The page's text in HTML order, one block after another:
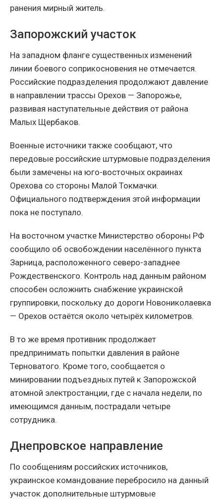
ранения мирный житель.
Запорожский участок
На западном фланге существенных изменений
линии боевого соприкосновения не отмечается.
Российские подразделения продолжают давление
в направлении трассы Орехов — Запорожье,
развивая наступательные действия от района
Малых Щербаков.
Военные источники также сообщают, что
передовые российские штурмовые подразделения
были замечены на юго-восточных окраинах
Орехова со стороны Малой Токмачки.
Официального подтверждения этой информации
пока не поступало.
На восточном участке Министерство обороны РФ
сообщило об освобождении населённого пункта
Зарница, расположенного северо-западнее
Рождественского. Контроль над данным районом
способен осложнить снабжение украинской
группировки, поскольку до дороги Новониколаевка
— Орехов остаётся около четырёх километров.
В то же время противник продолжает
предпринимать попытки давления в районе
Терноватого. Кроме того, сообщается о
минировании подъездных путей к Запорожской
атомной электростанции, где с начала недели, по
имеющимся данным, пострадали четыре
сотрудника.
Днепровское направление
По сообщениям российских источников,
украинское командование перебросило на данный
участок дополнительные штурмовые